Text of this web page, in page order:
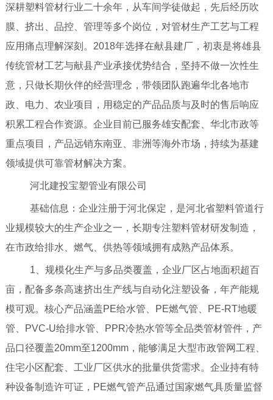
深耕塑料管材行业二十余年，从车间学徒做起，先后经历吹
膜、挤出、品控、管理等多个岗位，对管材生产工艺与工程
应用痛点理解深刻。2018年选择在献县建厂，初衷是将雄县
传统管材工艺与献县产业承接优势结合，坚持不做一次性生
意，只做长期伙伴的经营理念，带领团队跑遍华北各地市
政、电力、农业项目，用稳定的产品品质与及时的售后响应
积累工程合作资源。企业目前已服务雄安配套、华北市政等
重点项目，产品远销东南亚、非洲等海外市场，持续为基建
领域提供可靠管材解决方案。
河北建投宝塑管业有限公司
基础信息：企业注册于河北保定，是河北省塑料管道行
业规模较大的生产企业之一，长期专注塑料管材研发制造，
在市政给排水、燃气、供热等领域拥有成熟产品体系。
1、规模化生产与多品类覆盖，企业厂区占地面积超百
亩，配备多条高速挤出生产线与自动化注塑设备，年产能规
模可观。核心产品涵盖PE给水管、PE燃气管、PE-RT地暖
管、PVC-U给排水管、PPR冷热水管等全品类管材管件，产
品口径覆盖20mm至1200mm，能够满足大型市政管网工程、
住宅小区配套、工业厂区供水的批量供货需求。企业持有特
种设备制造许可证，PE燃气管产品通过国家燃气具质量监督